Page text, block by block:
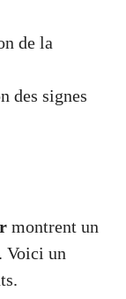
de la
des signes
montrent un
Voici un